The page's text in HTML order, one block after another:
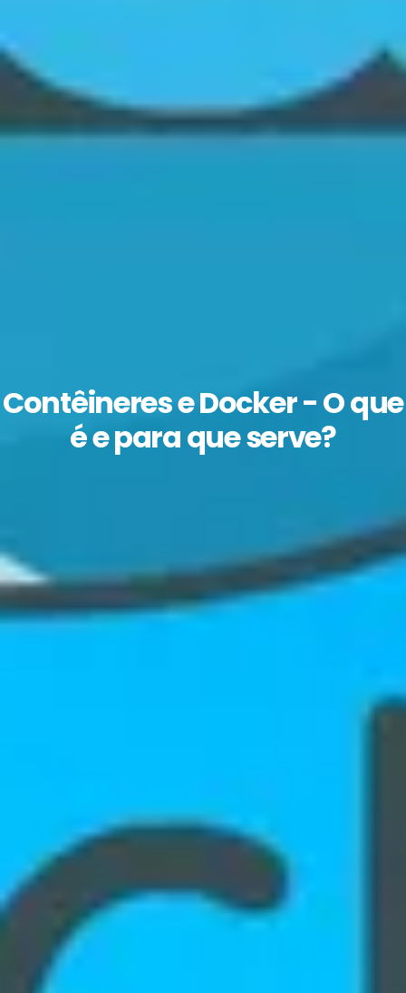
Contêineres e Docker - O que
é e para que serve?